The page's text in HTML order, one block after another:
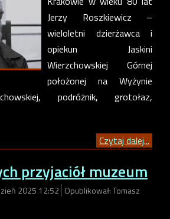
Jerzy Roszkiewicz –
wieloletni dzierżawca i
opiekun Jaskini
Wierzchowskiej Górnej
położonej na Wyżynie
podróżnik, grotołaz,
Czytaj dalej...
przyjaciół muzeum
2025 12:52 Opublikował: Tomasz